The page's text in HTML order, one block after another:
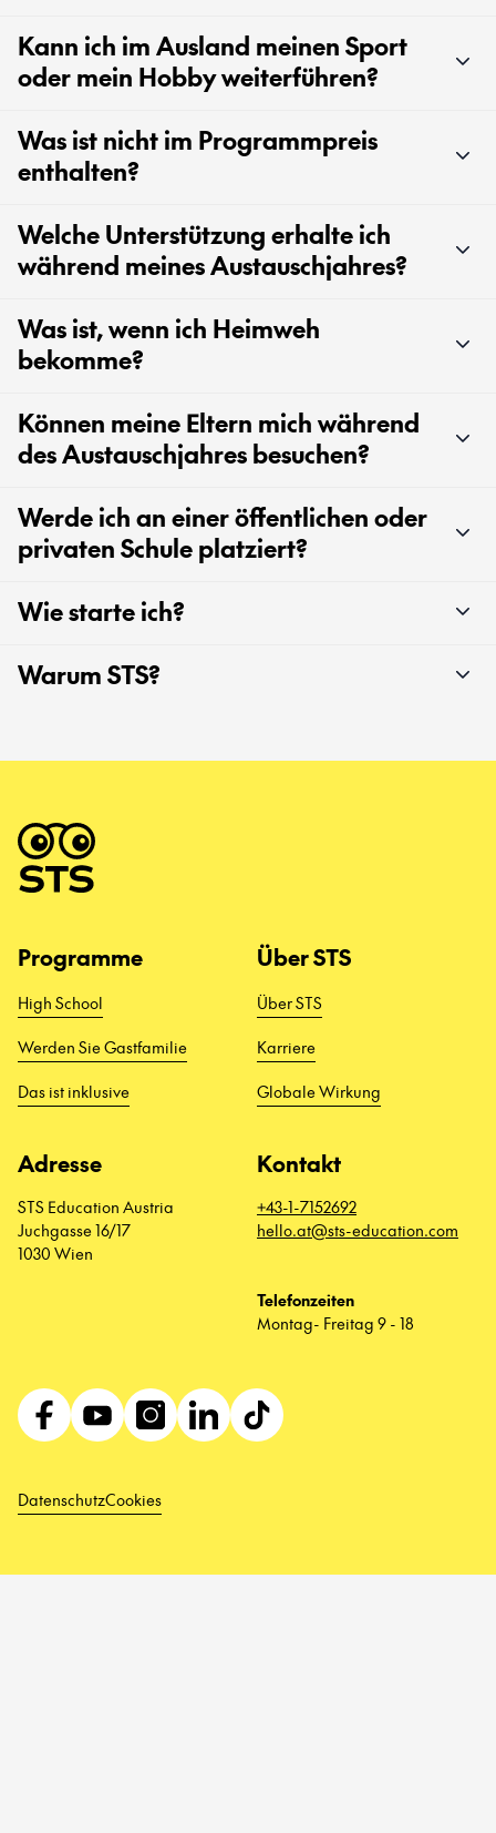
Kann ich im Ausland meinen Sport
oder mein Hobby weiterführen?
Was ist nicht im Programmpreis
enthalten?
Welche Unterstützung erhalte ich
während meines Austauschjahres?
Was ist, wenn ich Heimweh
bekomme?
Können meine Eltern mich während
des Austauschjahres besuchen?
Werde ich an einer öffentlichen oder
privaten Schule platziert?
Wie starte ich?
Warum STS?
Programme
High School
Werden Sie Gastfamilie
Das ist inklusive
Über STS
Über STS
Karriere
Globale Wirkung
Adresse
STS Education Austria
Juchgasse 16/17
1030 Wien
Kontakt
+43-1-7152692
hello.at@sts-education.com
Telefonzeiten
Montag- Freitag 9 - 18
DatenschutzCookies